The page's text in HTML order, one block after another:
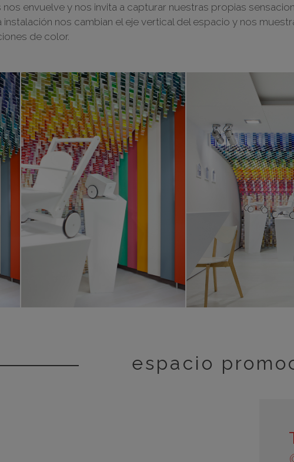
envuelve y nos invita a capturar nuestras propias
instalación nos cambian el eje vertical del espacio y nos
de color.
espacio